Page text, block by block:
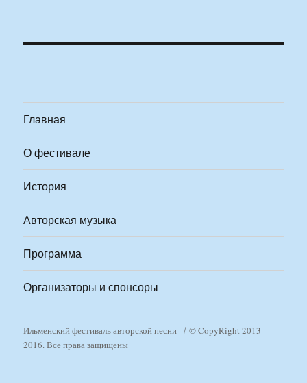
Главная
О фестивале
История
Авторская музыка
Программа
Организаторы и спонсоры
Ильменский фестиваль авторской песни
© CopyRight 2013-
2016. Все права защищены